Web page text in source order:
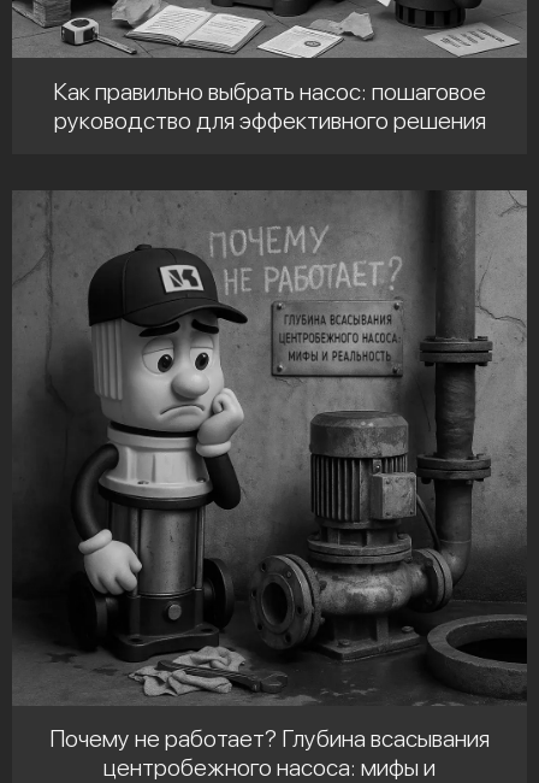
Как правильно выбрать насос: пошаговое
руководство для эффективного решения
Почему не работает? Глубина всасывания
центробежного насоса: мифы и